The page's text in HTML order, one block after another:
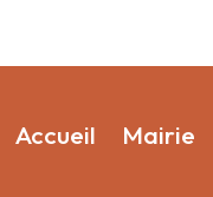
Accueil Mairie